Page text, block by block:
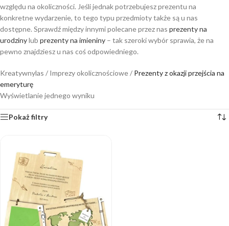
względu na okoliczności. Jeśli jednak potrzebujesz prezentu na
konkretne wydarzenie, to tego typu przedmioty także są u nas
dostępne. Sprawdź między innymi polecane przez nas prezenty na
urodzinylub prezenty na imieniny – tak szeroki wybór sprawia, że na
pewno znajdziesz u nas coś odpowiedniego.
Kreatywnylas / Imprezy okolicznościowe/ Prezenty z okazji przejścia na
emeryturę
Wyświetlanie jednego wyniku
Pokaż filtry